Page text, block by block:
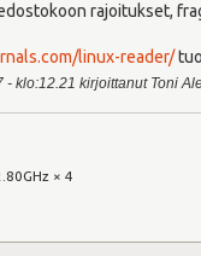
rajoitukset,
linux-reader/
- klo:12.21 kirjoittanut Toni
× 4